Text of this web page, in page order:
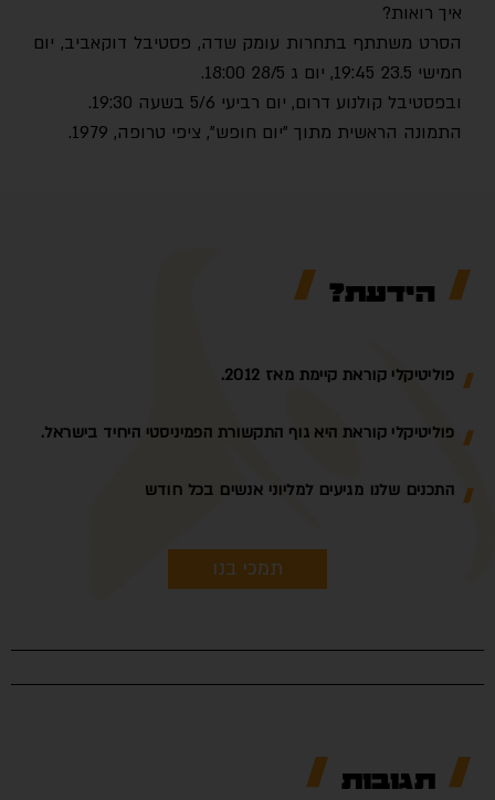
איך רואות?
הסרט משתתף בתחרות עומק שדה, פסטיבל דוקאביב, יום
חמישי 23.5 19:45, יום ג 28/5 18:00.
ובפסטיבל קולנוע דרום, יום רביעי 5/6 בשעה 19:30.
התמונה הראשית מתוך "יום חופש", ציפי טרופה, 1979.
הידעת?
פוליטיקלי קוראת קיימת מאז 2012.
פוליטיקלי קוראת היא גוף התקשורת הפמיניסטי היחיד בישראל.
התכנים שלנו מגיעים למליוני אנשים בכל חודש
תמכי בנו
תגובות